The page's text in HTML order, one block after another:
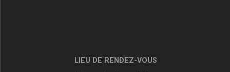
LIEU DE RENDEZ-VOUS